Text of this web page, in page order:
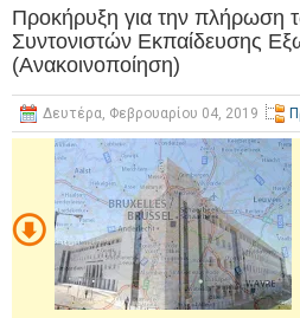
Προκήρυξη για την πλήρωση
Συντονιστών Εκπαίδευσης
(Ανακοινοποίηση)
Δευτέρα, Φεβρουαρίου 04, 2019